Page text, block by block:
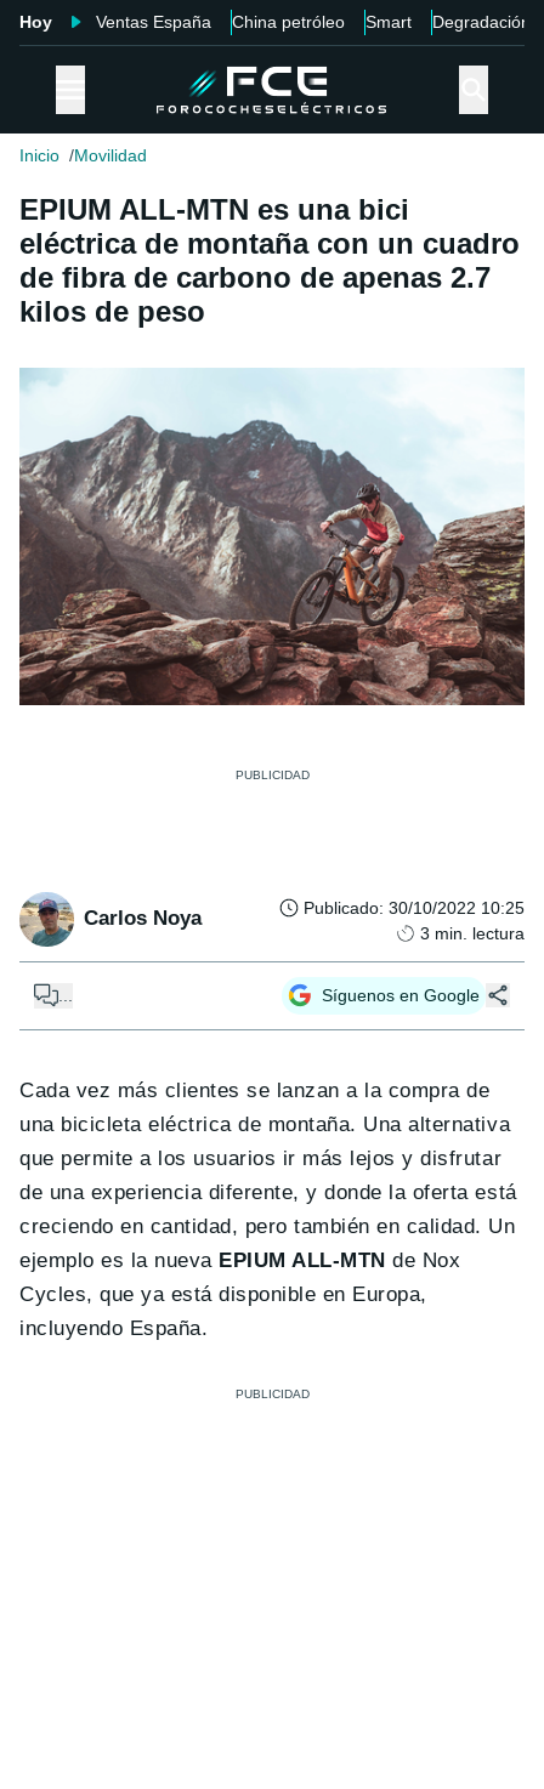
Hoy Ventas España China petróleo Smart Degradación
Inicio Movilidad
EPIUM ALL-MTN es una bici
eléctrica de montaña con un cuadro
de fibra de carbono de apenas 2.7
kilos de peso
Carlos Noya Publicado: 30/10/2022 10:25
3 min. lectura
Síguenos en Google
Cada vez más clientes se lanzan a la compra de
una bicicleta eléctrica de montaña. Una alternativa
que permite a los usuarios ir más lejos y disfrutar
de una experiencia diferente, y donde la oferta está
creciendo en cantidad, pero también en calidad. Un
ejemplo es la nueva EPIUM ALL-MTN de Nox
Cycles, que ya está disponible en Europa,
incluyendo España.